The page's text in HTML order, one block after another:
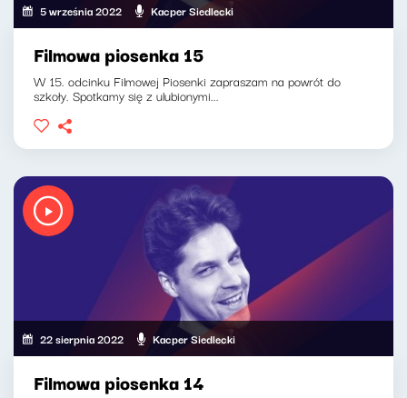
5 września 2022 Kacper Siedlecki
Filmowa piosenka 15
W 15. odcinku Filmowej Piosenki zapraszam na powrót do
szkoły. Spotkamy się z ulubionymi...
22 sierpnia 2022 Kacper Siedlecki
Filmowa piosenka 14